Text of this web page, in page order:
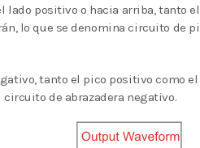
lado positivo o hacia arriba, tanto el
lo que se denomina circuito de
tanto el pico positivo como el
de abrazadera negativo.